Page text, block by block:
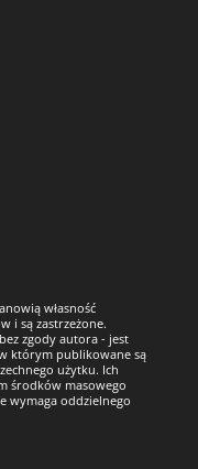
własność
i są zastrzeżone.
zgody autora - jest
którym publikowane są
użytku. Ich
środków masowego
wymaga oddzielnego